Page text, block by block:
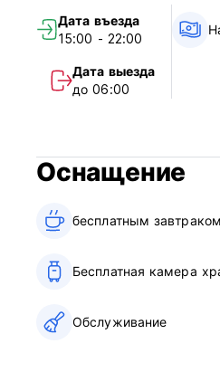
Возможен прокат полотенец.
Для иностранных
нескольких минутах
комфорта, удобства и
Регистрационный номер
Условия использования:
Пожалуйста, убедитесь,
(Auto-translated from
Дата въезда
15:00 - 22:00
Дата выезда
до 06:00
Оснащение
бесплатным завтраком‎
Бесплатная камера
Обслуживание